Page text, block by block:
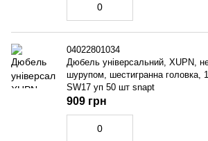
04022801034
Дюбель універсальний, XUPN,
шурупом, шестигранна головка,
SW17 уп 50 шт snapt
909 грн